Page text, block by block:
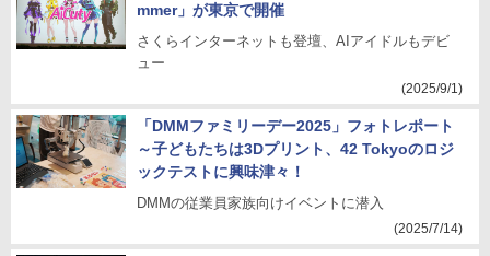
mmer」が東京で開催
さくらインターネットも登壇、AIアイドルもデビ
ュー
(2025/9/1)
「DMMファミリーデー2025」フォトレポート
～子どもたちは3Dプリント、42 Tokyoのロジ
ックテストに興味津々！
DMMの従業員家族向けイベントに潜入
(2025/7/14)